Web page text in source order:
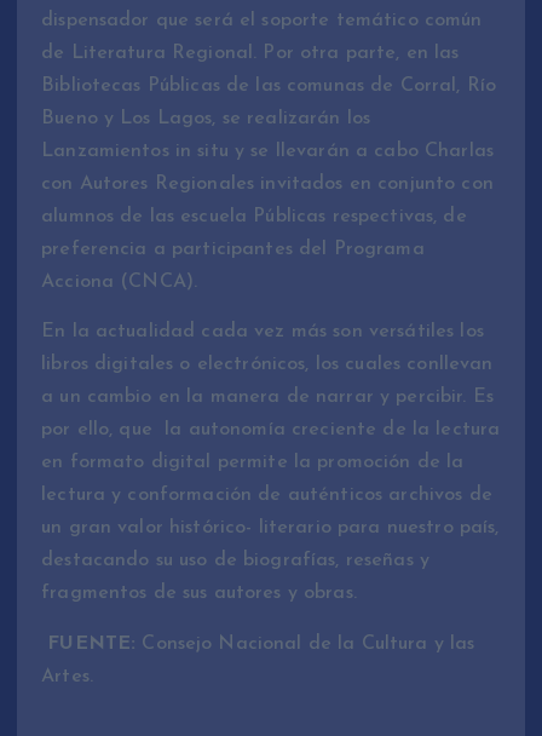
dispensador que será el soporte temático común
de Literatura Regional. Por otra parte, en las
Bibliotecas Públicas de las comunas de Corral, Río
Bueno y Los Lagos, se realizarán los
Lanzamientos in situ y se llevarán a cabo Charlas
con Autores Regionales invitados en conjunto con
alumnos de las escuela Públicas respectivas, de
preferencia a participantes del Programa
Acciona (CNCA).
En la actualidad cada vez más son versátiles los
libros digitales o electrónicos, los cuales conllevan
a un cambio en la manera de narrar y percibir. Es
por ello, que la autonomía creciente de la lectura
en formato digital permite la promoción de la
lectura y conformación de auténticos archivos de
un gran valor histórico- literario para nuestro país,
destacando su uso de biografías, reseñas y
fragmentos de sus autores y obras.
FUENTE: Consejo Nacional de la Cultura y las
Artes.